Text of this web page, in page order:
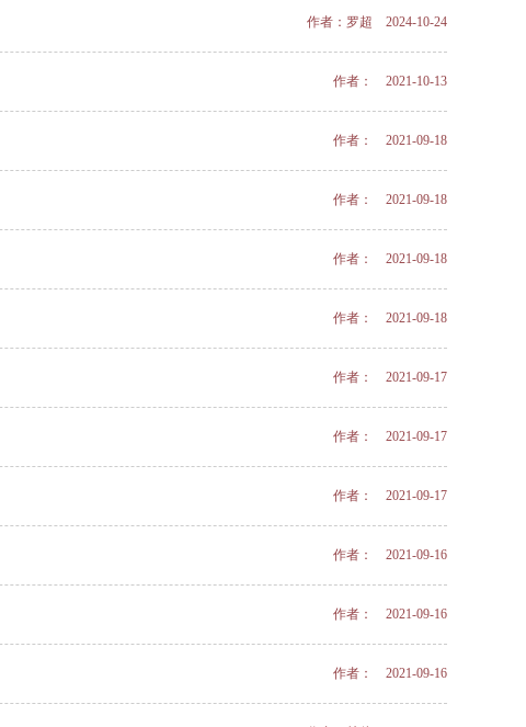
作者：罗超 2024-10-24
作者： 2021-10-13
作者： 2021-09-18
作者： 2021-09-18
作者： 2021-09-18
作者： 2021-09-18
作者： 2021-09-17
作者： 2021-09-17
作者： 2021-09-17
作者： 2021-09-16
作者： 2021-09-16
作者： 2021-09-16